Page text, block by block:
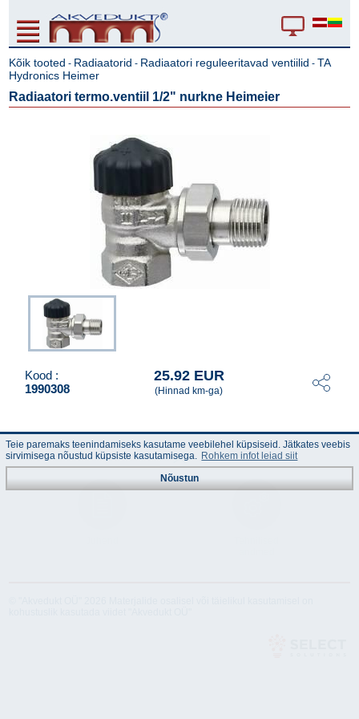
Kõik tooted - Radiaatorid - Radiaatori reguleeritavad ventiilid - TA
Hydronics Heimer
Radiaatori termo.ventiil 1/2" nurkne Heimeier
Kood :
1990308
25.92 EUR
(Hinnad km-ga)
Teie paremaks teenindamiseks kasutame veebilehel küpsiseid. Jätkates veebis
sirvimisega nõustud küpsiste kasutamisega. Rohkem infot leiad siit
Nõustun